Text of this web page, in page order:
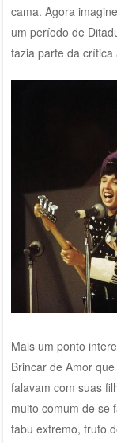
cama. Agora
um período de
fazia parte da crítica
Mais um ponto
Brincar de Amor
falavam com suas
muito comum de se
tabu extremo, fruto